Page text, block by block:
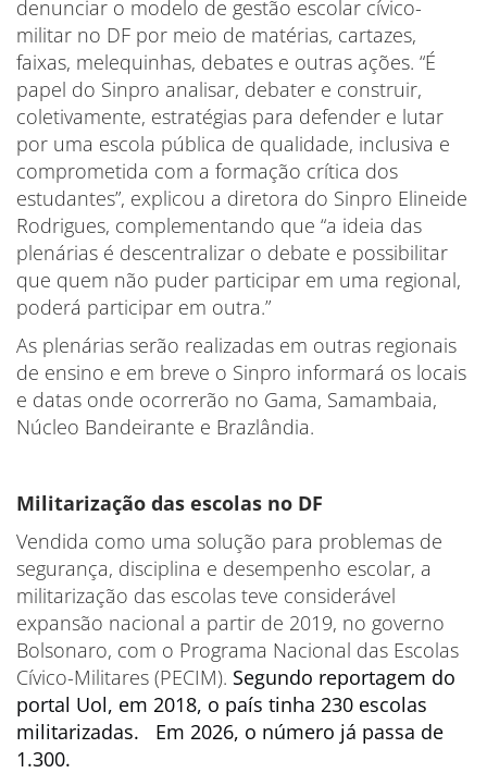
denunciar o modelo de gestão escolar cívico-
militar no DF por meio de matérias, cartazes,
faixas, melequinhas, debates e outras ações. “É
papel do Sinpro analisar, debater e construir,
coletivamente, estratégias para defender e lutar
por uma escola pública de qualidade, inclusiva e
comprometida com a formação crítica dos
estudantes”, explicou a diretora do Sinpro Elineide
Rodrigues, complementando que “a ideia das
plenárias é descentralizar o debate e possibilitar
que quem não puder participar em uma regional,
poderá participar em outra.”
As plenárias serão realizadas em outras regionais
de ensino e em breve o Sinpro informará os locais
e datas onde ocorrerão no Gama, Samambaia,
Núcleo Bandeirante e Brazlândia.
Militarização das escolas no DF
Vendida como uma solução para problemas de
segurança, disciplina e desempenho escolar, a
militarização das escolas teve considerável
expansão nacional a partir de 2019, no governo
Bolsonaro, com o Programa Nacional das Escolas
Cívico-Militares (PECIM). Segundo reportagem do
portal Uol, em 2018, o país tinha 230 escolas
militarizadas.
Em 2026, o número já passa de
1.300.